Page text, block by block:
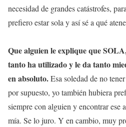
necesidad de grandes catástrofes,
prefiero estar sola y así sé a qué
Que alguien le explique que
tanto ha utilizado y le da tanto
en absoluto.Esa soledad de no
por supuesto, yo también hubiera
siempre con alguien y encontrar ese
mía. Se lo juro. Y en cambio, muy